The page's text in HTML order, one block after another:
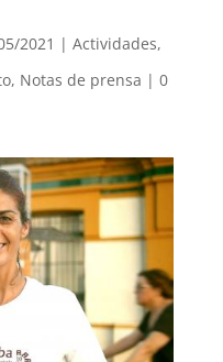
2021 | Actividades,
, Notas de prensa | 0